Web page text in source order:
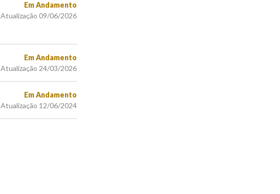
Em Andamento
Atualização 09/06/2026
Em Andamento
Atualização 24/03/2026
Em Andamento
Atualização 12/06/2024